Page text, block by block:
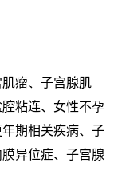
瘤、子宫腺肌
粘连、女性不孕
期相关疾病、子
异位症、子宫腺